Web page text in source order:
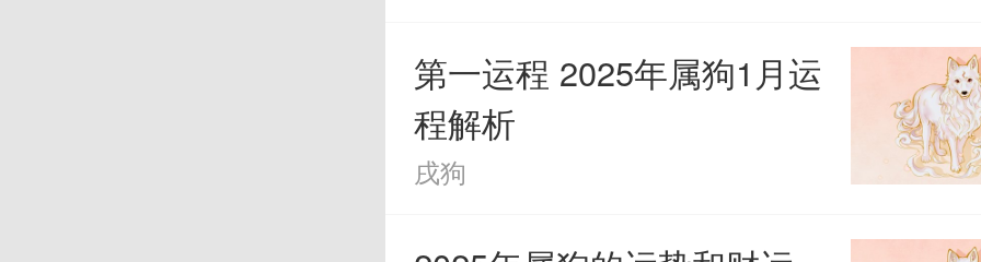
关系。属狗人虽然不会被。光芒万丈
围，但会给人一种脚踏实地的感觉，
会有很多的追求者，属狗人可以根据
第一运程 2025年属狗1月运
程解析
戌狗